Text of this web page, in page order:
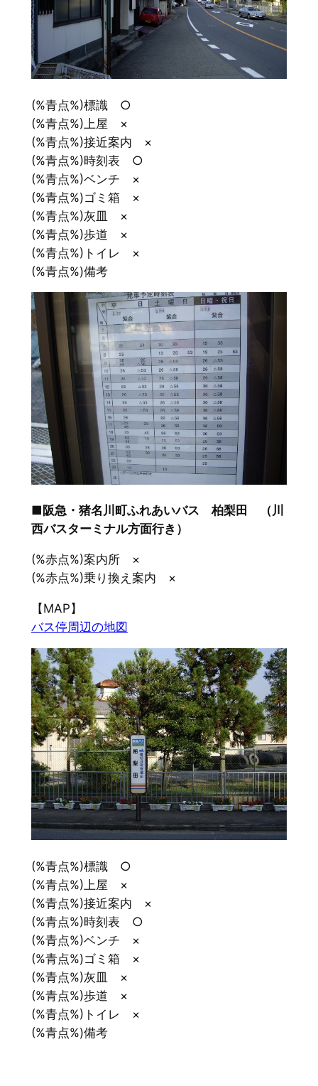
(%青点%)標識 ○
(%青点%)上屋 ×
(%青点%)接近案内 ×
(%青点%)時刻表 ○
(%青点%)ベンチ ×
(%青点%)ゴミ箱 ×
(%青点%)灰皿 ×
(%青点%)歩道 ×
(%青点%)トイレ ×
(%青点%)備考
■阪急・猪名川町ふれあいバス 柏梨田 （川
西バスターミナル方面行き）
(%赤点%)案内所 ×
(%赤点%)乗り換え案内 ×
【MAP】
バス停周辺の地図
(%青点%)標識 ○
(%青点%)上屋 ×
(%青点%)接近案内 ×
(%青点%)時刻表 ○
(%青点%)ベンチ ×
(%青点%)ゴミ箱 ×
(%青点%)灰皿 ×
(%青点%)歩道 ×
(%青点%)トイレ ×
(%青点%)備考